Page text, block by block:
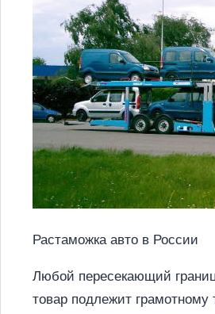
Растаможка авто в России
Любой пересекающий
товар подлежит